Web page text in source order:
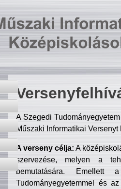
A Szegedi
Műszaki Informatikai
A verseny célja: A
szervezése, melyen a
bemutatására. Emellett
Tudományegyetemmel és